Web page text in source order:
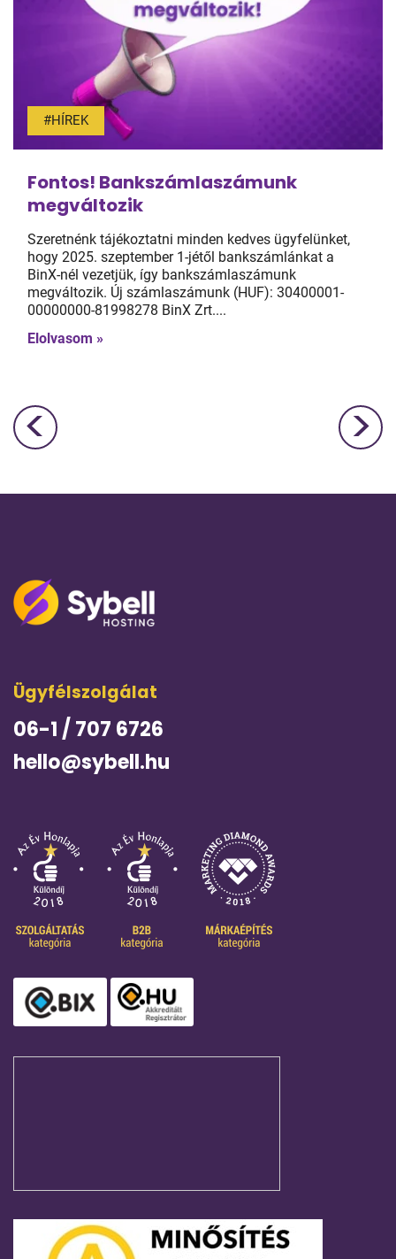
#HÍREK
Fontos! Bankszámlaszámunk
megváltozik
Szeretnénk tájékoztatni minden kedves ügyfelünket,
hogy 2025. szeptember 1-jétől bankszámlánkat a
BinX-nél vezetjük, így bankszámlaszámunk
megváltozik. Új számlaszámunk (HUF): 30400001-
00000000-81998278 BinX Zrt....
Elolvasom »
Bejegyzés navigáció
< >
Ügyfélszolgálat
06-1 / 707 6726
hello@sybell.hu